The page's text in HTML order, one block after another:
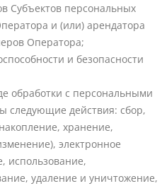
Субъектов персональных
и (или) арендатора
Оператора;
и безопасности
обработки с персональными
следующие действия: сбор,
хранение,
электронное
использование,
удаление и уничтожение,